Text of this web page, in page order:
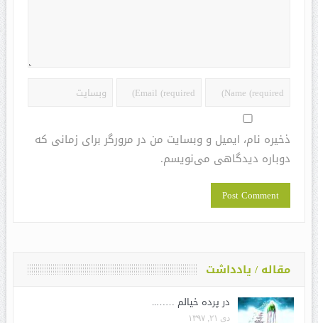
ذخیره نام، ایمیل و وبسایت من در مرورگر برای زمانی که
دوباره دیدگاهی می‌نویسم.
مقاله / یادداشت
در پرده خیالم ……..
دی ۲۱, ۱۳۹۷